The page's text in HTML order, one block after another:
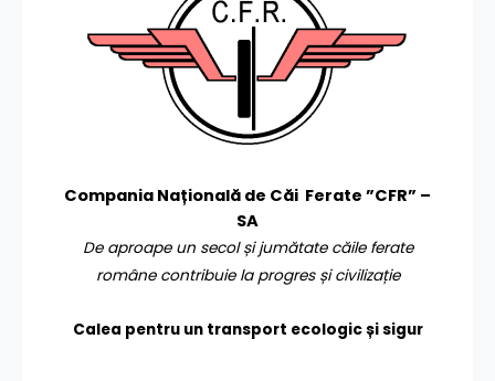
Compania Națională de Căi Ferate ”CFR” –
SA
De aproape un secol și jumătate căile ferate
române contribuie la progres și civilizație
Calea pentru un transport ecologic și sigur